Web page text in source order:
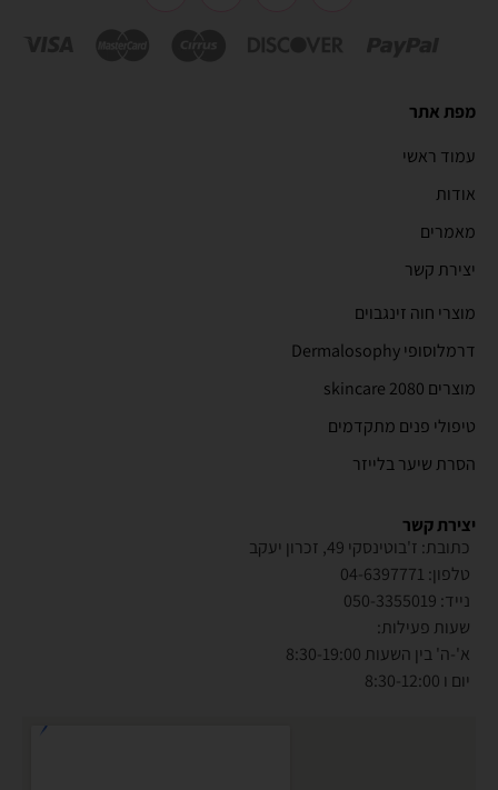
יצירת קשר
כתובת: ז'בוטינסקי 49, זכרון יעקב
טלפון: 04-6397771
נייד: 050-3355019
שעות פעילות:
א'-ה' בין השעות 8:30-19:00
יום ו 8:30-12:00
מפת אתר
עמוד ראשי
אודות
מאמרים
יצירת קשר
מוצרי חוה זינגבוים
דרמלוסופי Dermalosophy
מוצרים 2080 skincare
טיפולי פנים מתקדמים
הסרת שיער בלייזר